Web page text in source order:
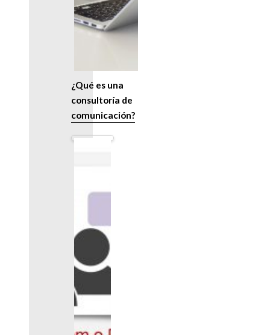
¿Qué es una
consultoría de
comunicación?